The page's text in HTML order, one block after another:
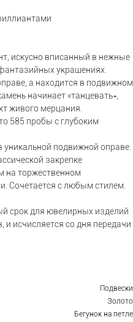
искусно вписанный в нежные
украшениях.
а находится в подвижном
начинает «танцевать»,
живого мерцания.
585 пробы с глубоким
подвижной оправе.
закрепке
на торжественном
Сочетается с любым стилем.
срок для ювелирных изделий
и исчисляется со дня передачи
Подвески
Золото
Бегунок на петле